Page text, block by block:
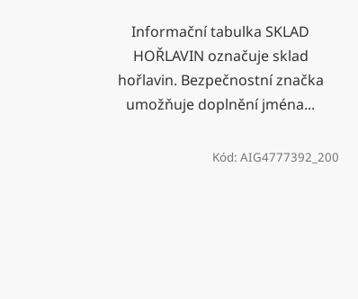
Informační tabulka SKLAD
HOŘLAVIN označuje sklad
hořlavin. Bezpečnostní značka
umožňuje doplnění jména...
Kód: AIG4777392_200